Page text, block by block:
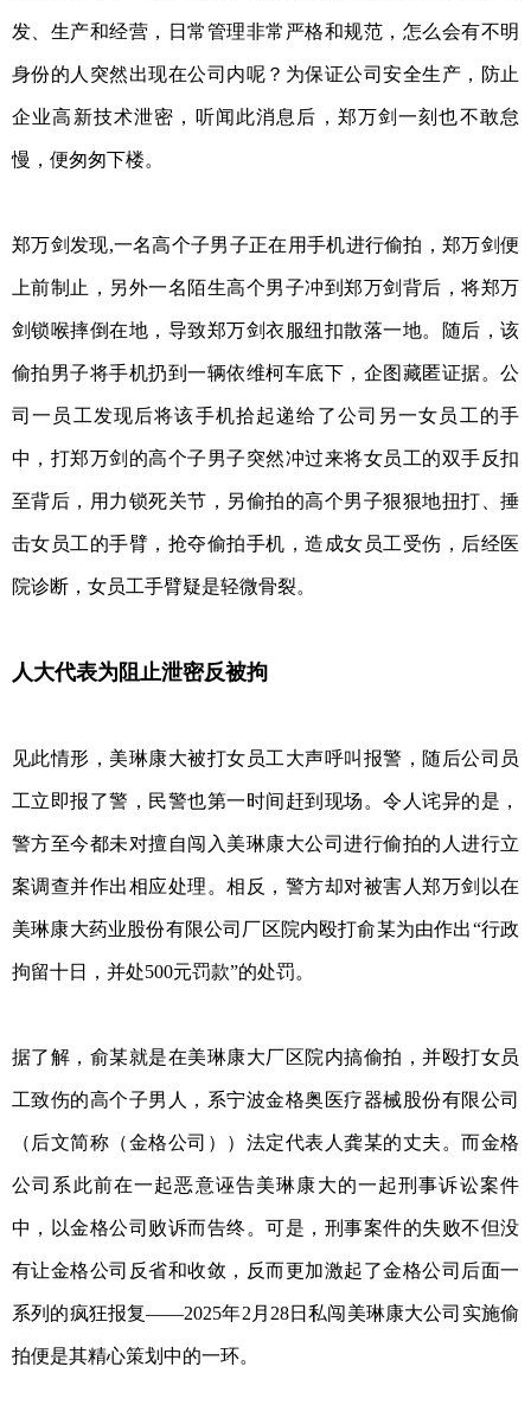
发、生产和经营，日常管理非常严格和规范，怎么会有不明
身份的人突然出现在公司内呢？为保证公司安全生产，防止
企业高新技术泄密，听闻此消息后，郑万剑一刻也不敢怠
慢，便匆匆下楼。
郑万剑发现,一名高个子男子正在用手机进行偷拍，郑万剑便
上前制止，另外一名陌生高个男子冲到郑万剑背后，将郑万
剑锁喉摔倒在地，导致郑万剑衣服纽扣散落一地。随后，该
偷拍男子将手机扔到一辆依维柯车底下，企图藏匿证据。公
司一员工发现后将该手机拾起递给了公司另一女员工的手
中，打郑万剑的高个子男子突然冲过来将女员工的双手反扣
至背后，用力锁死关节，另偷拍的高个男子狠狠地扭打、捶
击女员工的手臂，抢夺偷拍手机，造成女员工受伤，后经医
院诊断，女员工手臂疑是轻微骨裂。
人大代表为阻止泄密反被拘
见此情形，美琳康大被打女员工大声呼叫报警，随后公司员
工立即报了警，民警也第一时间赶到现场。令人诧异的是，
警方至今都未对擅自闯入美琳康大公司进行偷拍的人进行立
案调查并作出相应处理。相反，警方却对被害人郑万剑以在
美琳康大药业股份有限公司厂区院内殴打俞某为由作出“行政
拘留十日，并处500元罚款”的处罚。
据了解，俞某就是在美琳康大厂区院内搞偷拍，并殴打女员
工致伤的高个子男人，系宁波金格奥医疗器械股份有限公司
（后文简称（金格公司））法定代表人龚某的丈夫。而金格
公司系此前在一起恶意诬告美琳康大的一起刑事诉讼案件
中，以金格公司败诉而告终。可是，刑事案件的失败不但没
有让金格公司反省和收敛，反而更加激起了金格公司后面一
系列的疯狂报复——2025年2月28日私闯美琳康大公司实施偷
拍便是其精心策划中的一环。